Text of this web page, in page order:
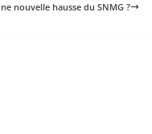
nouvelle hausse du SNMG ?